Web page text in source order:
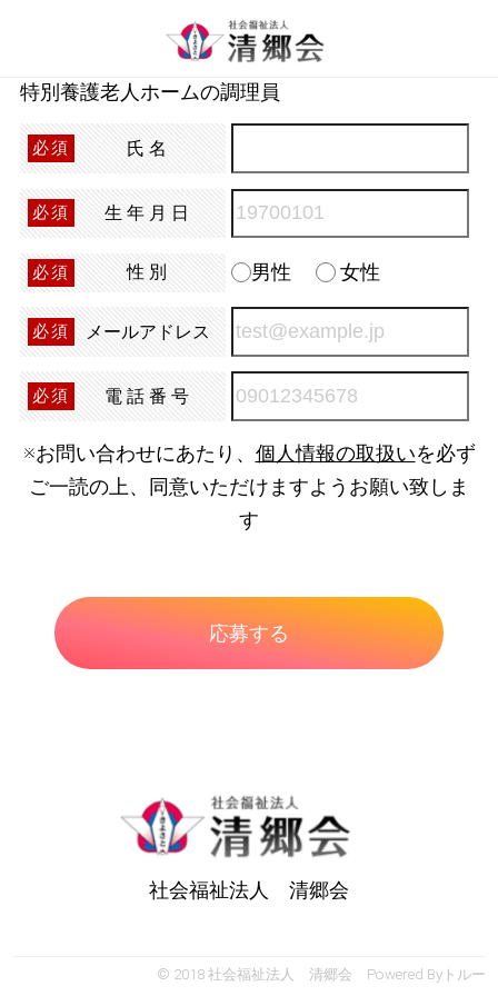
特別養護老人ホームの調理員
必須 氏名
必須 生年月日
必須 性別 男性 女性
必須 メールアドレス
必須 電話番号
※お問い合わせにあたり、 個人情報の取扱いを必ず
ご一読の上、同意いただけますようお願い致しま
す
社会福祉法人 清郷会
© 2018 社会福祉法人 清郷会 Powered Byトルー